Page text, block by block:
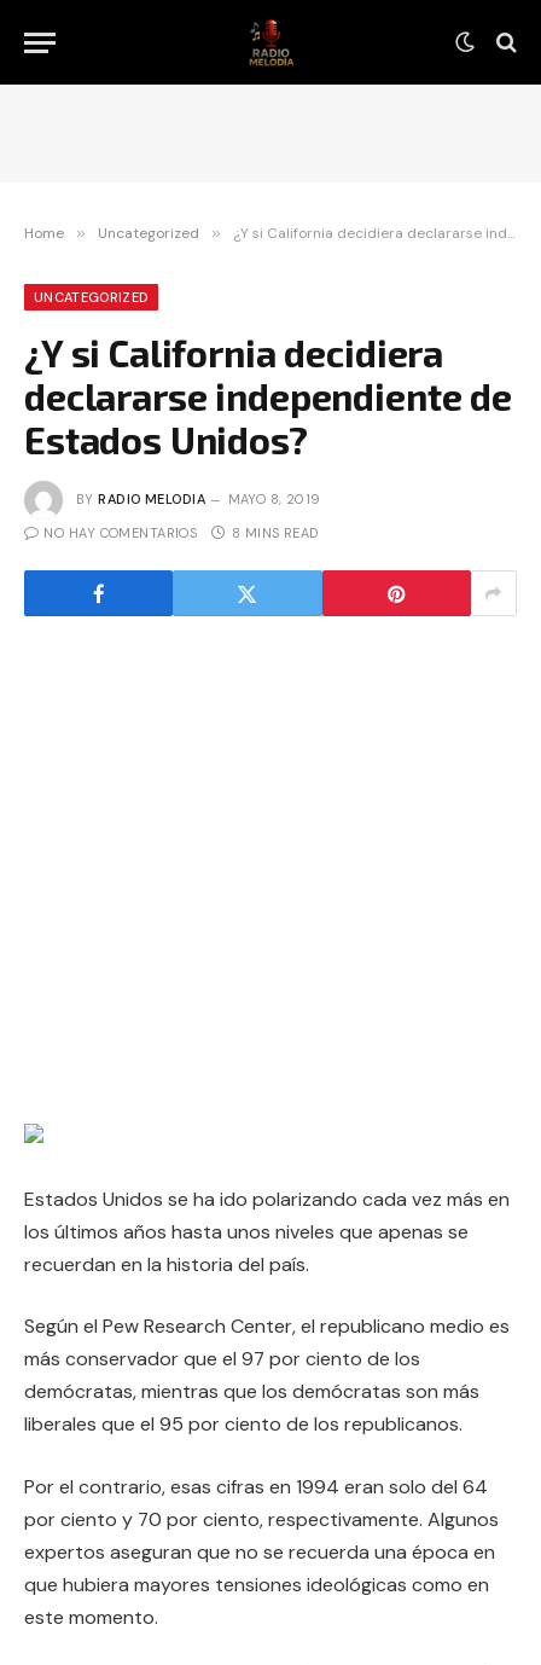
Home » Uncategorized » ¿Y si California decidiera declararse independiente de Estados Unidos?
UNCATEGORIZED
¿Y si California decidiera
declararse independiente de
Estados Unidos?
BY RADIO MELODIA MAYO 8, 2019
NO HAY COMENTARIOS 8 MINS READ
Estados Unidos se ha ido polarizando cada vez más en
los últimos años hasta unos niveles que apenas se
recuerdan en la historia del país.
Según el Pew Research Center, el republicano medio es
más conservador que el 97 por ciento de los
demócratas, mientras que los demócratas son más
liberales que el 95 por ciento de los republicanos.
Por el contrario, esas cifras en 1994 eran solo del 64
por ciento y 70 por ciento, respectivamente. Algunos
expertos aseguran que no se recuerda una época en
que hubiera mayores tensiones ideológicas como en
este momento.